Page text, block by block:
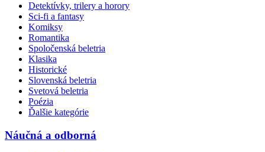
Detektívky, trilery a horory
Sci-fi a fantasy
Komiksy
Romantika
Spoločenská beletria
Klasika
Historické
Slovenská beletria
Svetová beletria
Poézia
Ďalšie kategórie
Náučná a odborná